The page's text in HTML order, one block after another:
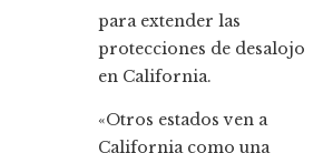
«Otros estados ven a
California como una